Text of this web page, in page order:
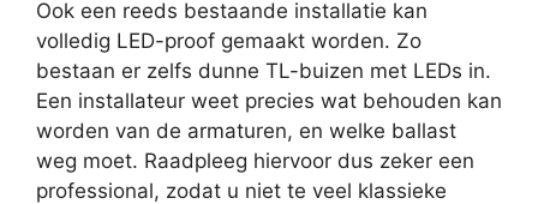
Ook een reeds bestaande installatie kan
volledig LED-proof gemaakt worden. Zo
bestaan er zelfs dunne TL-buizen met LEDs in.
Een installateur weet precies wat behouden kan
worden van de armaturen, en welke ballast
weg moet. Raadpleeg hiervoor dus zeker een
professional, zodat u niet te veel klassieke